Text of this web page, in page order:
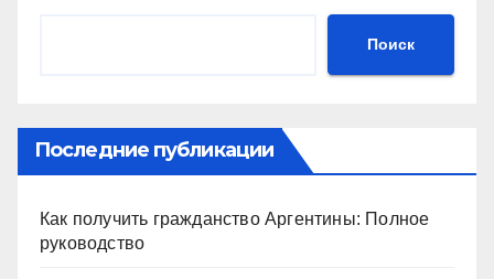
Поиск
Последние публикации
Как получить гражданство Аргентины: Полное
руководство